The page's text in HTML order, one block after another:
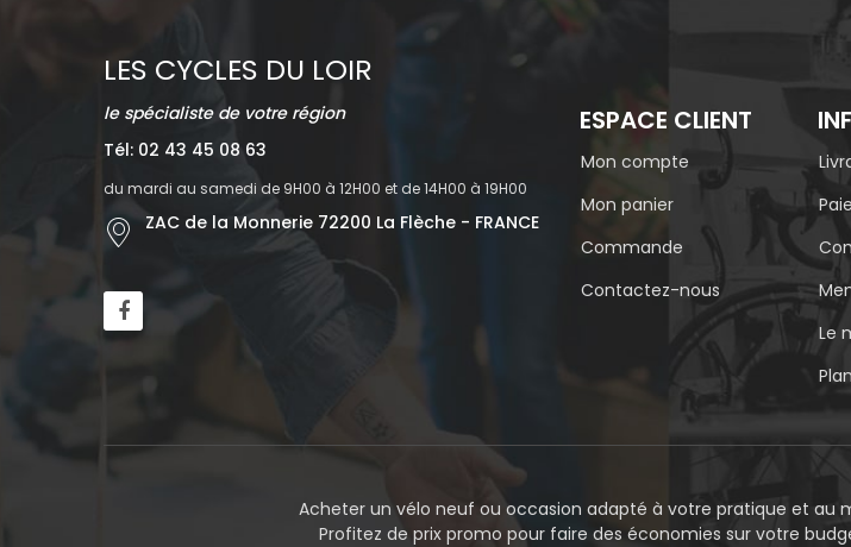
LES CYCLES DU LOIR
le spécialiste de votre région
Tél: 02 43 45 08 63
du mardi au samedi de 9H00 à 12H00 et de 14H00 à 19H00
ZAC de la Monnerie 72200 La Flèche - FRANCE
ESPACE CLIENT
Mon compte
Mon panier
Commande
Contactez-nous
Le
Acheter un vélo neuf ou occasion adapté à votre pratique et au
Profitez de prix promo pour faire des économies sur votre